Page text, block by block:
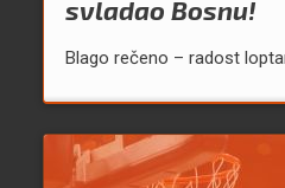
svladao Bosnu!
Blago rečeno – radost